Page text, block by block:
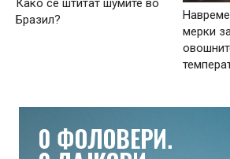
Како се штитат шумите во
Бразил?
мерки